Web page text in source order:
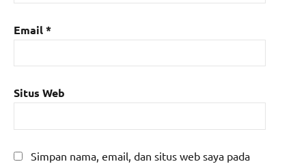
Email*
Situs Web
Simpan nama, email, dan situs web saya pada